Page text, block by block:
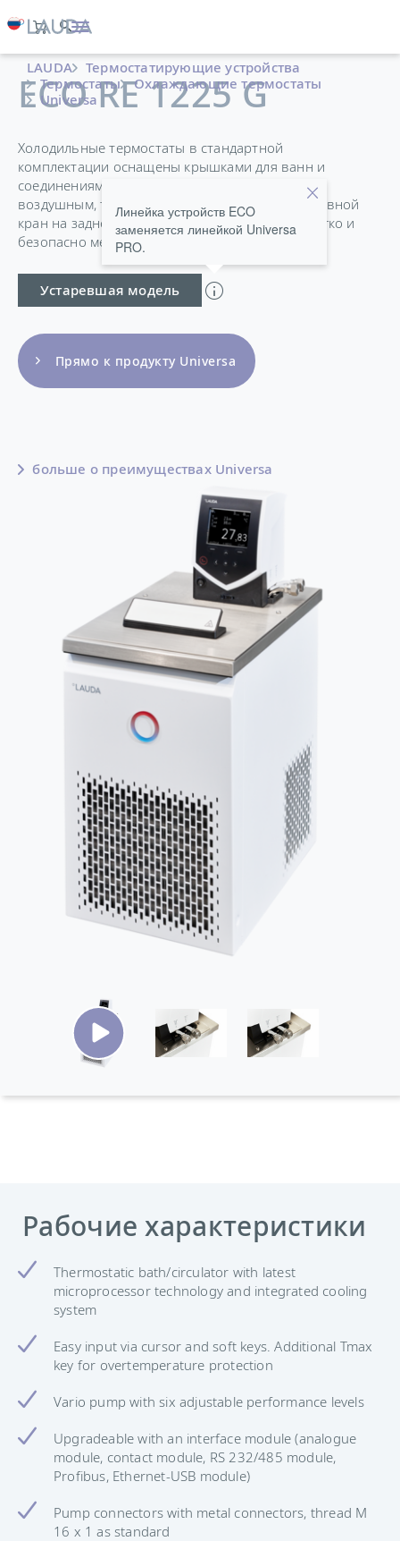
LAUDA
Термостатирующие устройства
Термостаты
Охлаждающие термостаты
Universa
ECO RE 1225 G
Холодильные термостаты в стандартной
комплектации оснащены крышками для ванн и
соединениями для насоса и выпускаются как с
воздушным, так и с водяным охлаждением. Сливной
кран на задней стороне прибора позволяет легко и
безопасно менять температуру теплоносителя.
Устаревшая модель
Линейка устройств ECO
заменяется линейкой Universa
PRO.
Прямо к продукту Universa
больше о преимуществах Universa
Рабочие характеристики
Thermostatic bath/circulator with latest
microprocessor technology and integrated cooling
system
Easy input via cursor and soft keys. Additional Tmax
key for overtemperature protection
Vario pump with six adjustable performance levels
Upgradeable with an interface module (analogue
module, contact module, RS 232/485 module,
Profibus, Ethernet-USB module)
Pump connectors with metal connectors, thread M
16 x 1 as standard